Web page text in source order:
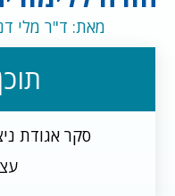
מאת: ד"ר מלי
סקר אגודת